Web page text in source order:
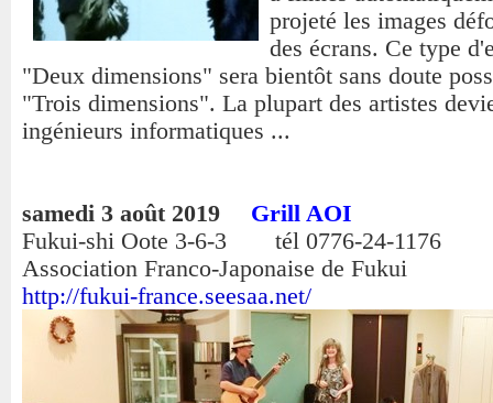
projeté les images
des écrans. Ce type
"Deux dimensions" sera bientôt sans doute
"Trois dimensions". La plupart des artistes
ingénieurs informatiques ...
samedi 3 août 2019
Grill AOI
Fukui-shi Oote 3-6-3 tél 0776-24-1176
Association Franco-Japonaise de Fukui
http://fukui-france.seesaa.net/